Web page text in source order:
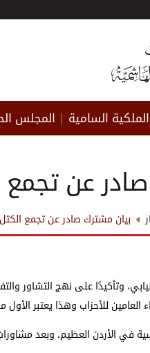
الملكية السامية المجلس
عن تجمع
بيان مشترك صادر عن تجمع الكتل
وتأكيدًا على نهج التشاور
العامين للأحزاب وهذا يعتبر
في الأردن العظيم، وبعد